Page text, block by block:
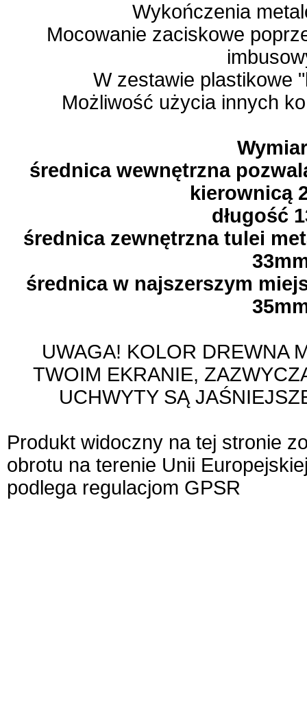
Wykończenia
Mocowanie zaciskowe
W zestawie plastikowe
Możliwość użycia innych
średnica wewnętrzna
kierownicą
długość
średnica zewnętrzna tulei
średnica w najszerszym
UWAGA! KOLOR DREWNA
TWOIM EKRANIE,
UCHWYTY SĄ
Produkt widoczny na tej stronie
obrotu na terenie Unii
podlega regulacjom GPSR